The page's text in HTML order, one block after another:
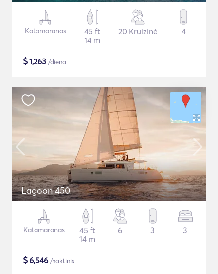
Katamaranas
45 ft
14 m
20 Kruizinė 4
$1,263 /diena
Lagoon 450
Katamaranas
45 ft
14 m
6 3 3
$6,546 /naktinis